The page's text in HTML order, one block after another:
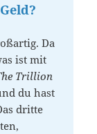
Da
ist mit
Trillion
du hast
dritte